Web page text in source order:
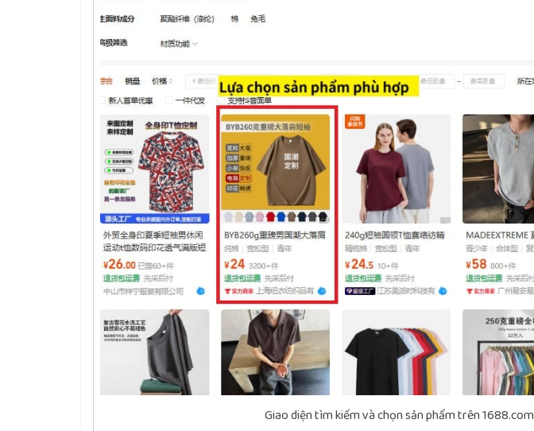
Giao diện tìm kiếm và chọn sản phẩm trên 1688.com